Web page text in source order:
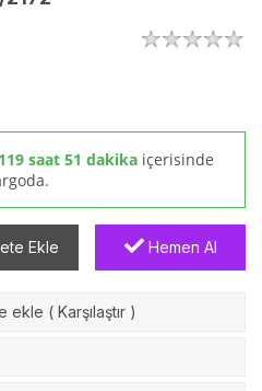
119 saat 51 dakika içerisinde
Ekle Hemen Al
ekle ( Karşılaştır )